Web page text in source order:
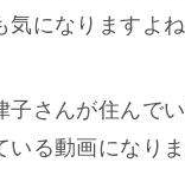
気になりますよ
子さんが住んで
る動画になりま